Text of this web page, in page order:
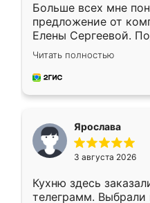
Больше всех мне
предложение от
Елены Сергеевой.
короткие сроки
для замера
предложил по моему
Читать полностью
Ярослава
3 августа 2026
Кухню здесь
телеграмм.